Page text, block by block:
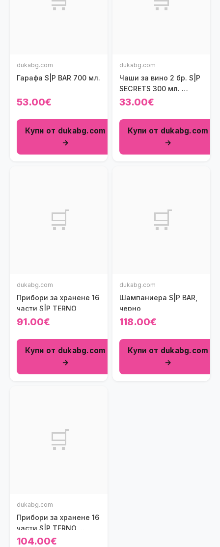
dukabg.com
Гарафа S|P BAR 700 мл.
53.00€
Купи от dukabg.com
→
dukabg.com
Чаши за вино 2 бр. S|P
SECRETS 300 мл.,
опушен
33.00€
Купи от dukabg.com
→
🛒
dukabg.com
Прибори за хранене 16
части S|P TERNO
91.00€
Купи от dukabg.com
→
🛒
dukabg.com
Шампаниера S|P BAR,
черно
118.00€
Купи от dukabg.com
→
🛒
dukabg.com
Прибори за хранене 16
части S|P TERNO,
черен
104.00€